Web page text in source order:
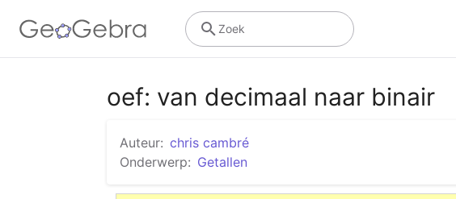
Zoek
oef: van decimaal naar binair
Auteur: chris cambré
Onderwerp: Getallen